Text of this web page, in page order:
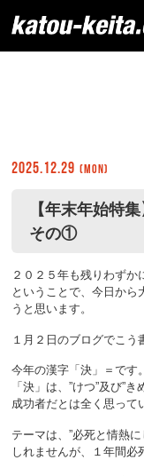
2025.12.29 (Mon)
【年末年始特
その①
２０２５年も残りわずか
ということで、今日から
うと思います。
１月２日のブログでこう
今年の漢字「決」＝です。
「決」は、”けつ”及び”
成功者だとは全く思って
テーマは、”必死と情熱
しれませんが、１年間必